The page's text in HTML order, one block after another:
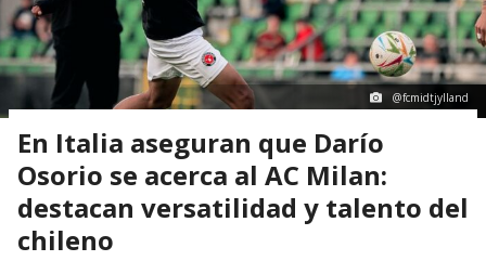
@fcmidtjylland
En Italia aseguran que Darío
Osorio se acerca al AC Milan:
destacan versatilidad y talento del
chileno